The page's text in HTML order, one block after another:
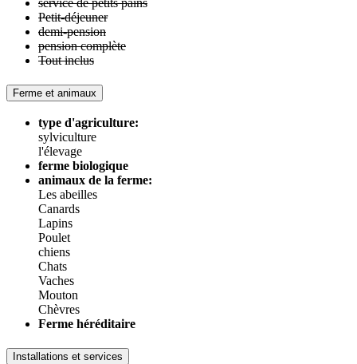
service de petits pains
Petit-déjeuner
demi-pension
pension complète
Tout inclus
Ferme et animaux
type d'agriculture:
sylviculture
l'élevage
ferme biologique
animaux de la ferme:
Les abeilles
Canards
Lapins
Poulet
chiens
Chats
Vaches
Mouton
Chèvres
Ferme héréditaire
Installations et services